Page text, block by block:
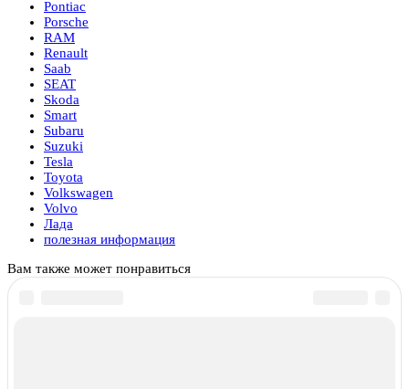
Pontiac
Porsche
RAM
Renault
Saab
SEAT
Skoda
Smart
Subaru
Suzuki
Tesla
Toyota
Volkswagen
Volvo
Лада
полезная информация
Вам также может понравиться